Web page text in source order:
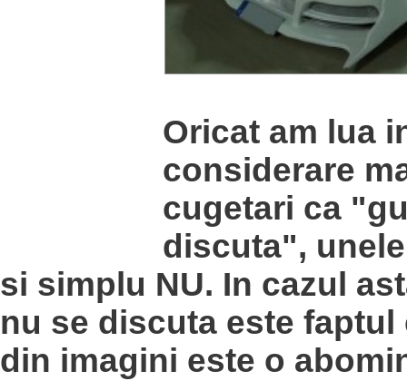
Oricat am lua
considerare
cugetari ca
discuta",
si simplu NU. In cazul
nu se discuta este faptul
din imagini este o